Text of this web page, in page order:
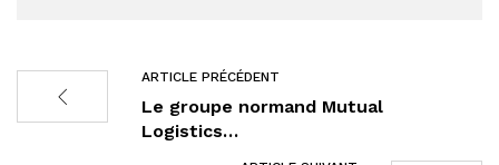
ARTICLE PRÉCÉDENT
Le groupe normand Mutual
Logistics…